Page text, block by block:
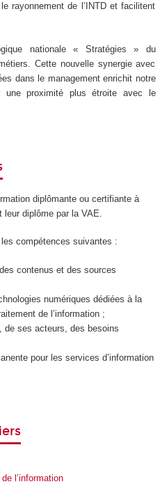
rayonnement de l’INTD et facilitent
nationale « Stratégies » du
Cette nouvelle synergie avec
dans le management enrichit notre
une proximité plus étroite avec le
diplômante ou certifiante à
leur diplôme par la VAE
compétences suivantes :
contenus et des sources
numériques dédiées à la
de l’information ;
de ses acteurs, des besoins
pour les services d’information
l’information